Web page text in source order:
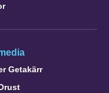
Getakärr